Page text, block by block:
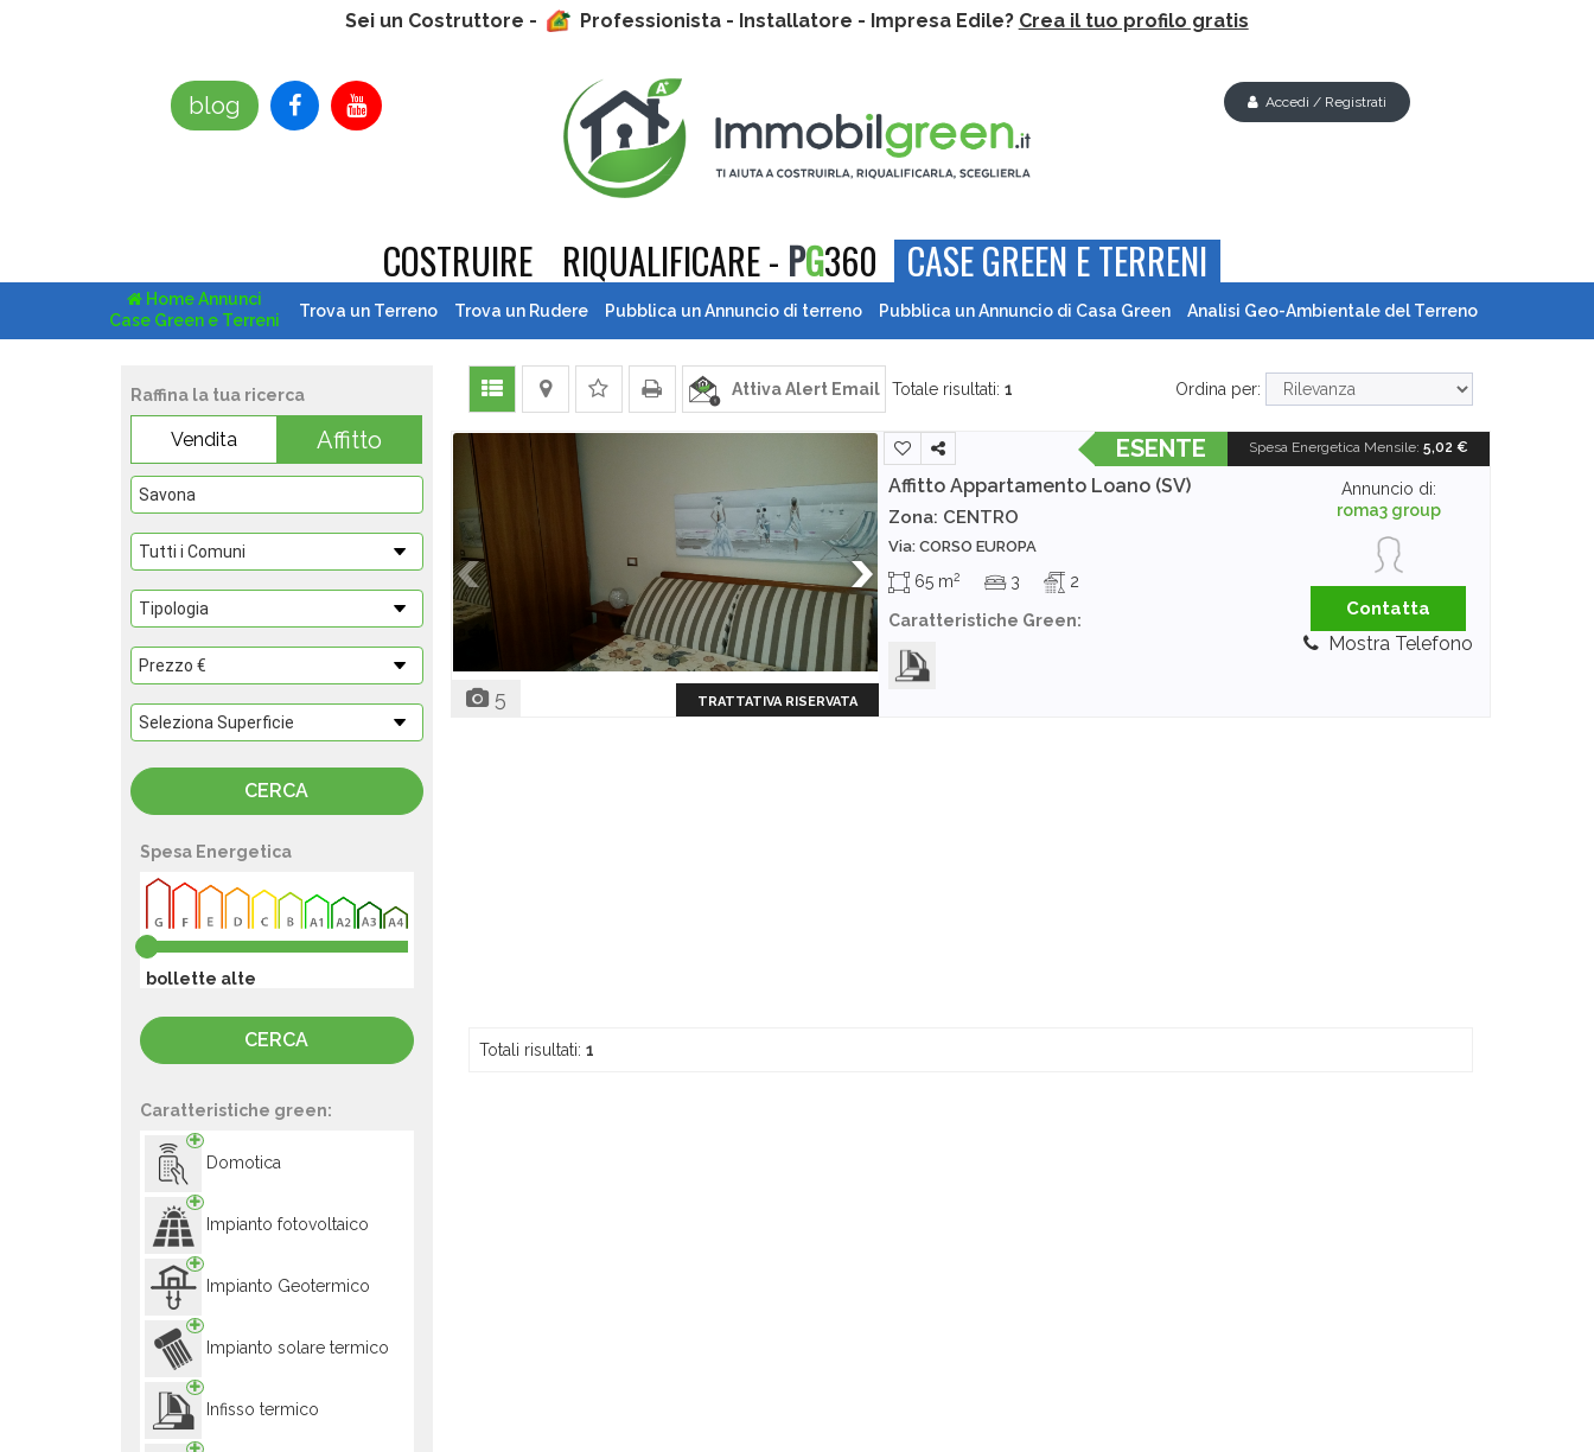
Sei un Costruttore - Professionista - Installatore - Impresa Edile? Crea il tuo profilo gratis
blog Accedi / Registrati
COSTRUIRE RIQUALIFICARE - PG360 CASE GREEN E TERRENI
Home Annunci
Case Green e Terreni
Trova un Terreno Trova un Rudere Pubblica un Annuncio di terreno Pubblica un Annuncio di Casa Green Analisi Geo-Ambientale del Terreno
Raffina la tua ricerca
Vendita Affitto
Spesa Energetica
bollette alte
Caratteristiche green:
Domotica
Impianto fotovoltaico
Impianto Geotermico
Impianto solare termico
Infisso termico
Attiva Alert Email Totale risultati: 1 Ordina per:
5 TRATTATIVA RISERVATA
Spesa Energetica Mensile: 5,02 €
ESENTE
Affitto Appartamento Loano (SV)
Zona: CENTRO
Via: CORSO EUROPA
65 m2 3 2
Caratteristiche Green:
Annuncio di:
roma3 group
Contatta
Mostra Telefono
Totali risultati: 1